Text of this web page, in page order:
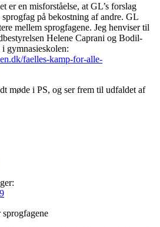
er en misforståelse, at GL’s forslag
på bekostning af andre. GL
mellem sprogfagene. Jeg henviser til
Helene Caprani og Bodil-
gymnasieskolen:
faelles-kamp-for-alle-
møde i PS, og ser frem til udfaldet af